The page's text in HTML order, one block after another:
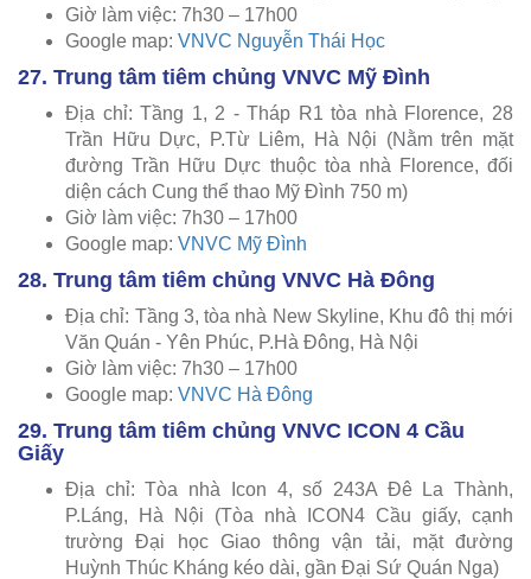
Giờ làm việc: 7h30 – 17h00
Google map: VNVC Nguyễn Thái Học
27. Trung tâm tiêm chủng VNVC Mỹ Đình
Địa chỉ: Tầng 1, 2 - Tháp R1 tòa nhà Florence, 28
Trần Hữu Dực, P.Từ Liêm, Hà Nội (Nằm trên mặt
đường Trần Hữu Dực thuộc tòa nhà Florence, đối
diện cách Cung thể thao Mỹ Đình 750 m)
Giờ làm việc: 7h30 – 17h00
Google map: VNVC Mỹ Đình
28. Trung tâm tiêm chủng VNVC Hà Đông
Địa chỉ: Tầng 3, tòa nhà New Skyline, Khu đô thị mới
Văn Quán - Yên Phúc, P.Hà Đông, Hà Nội
Giờ làm việc: 7h30 – 17h00
Google map: VNVC Hà Đông
29. Trung tâm tiêm chủng VNVC ICON 4 Cầu
Giấy
Địa chỉ: Tòa nhà Icon 4, số 243A Đê La Thành,
P.Láng, Hà Nội (Tòa nhà ICON4 Cầu giấy, cạnh
trường Đại học Giao thông vận tải, mặt đường
Huỳnh Thúc Kháng kéo dài, gần Đại Sứ Quán Nga)